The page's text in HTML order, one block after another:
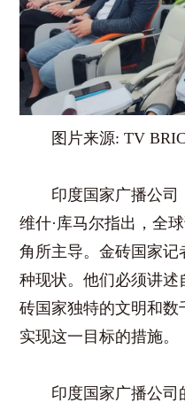
图片来源: TV
印度国家广播公司（
维什·库马尔指出，全
角所主导。金砖国家
种现状。他们必须讲
砖国家独特的文明和数
实现这一目标的措施。
印度国家广播公司